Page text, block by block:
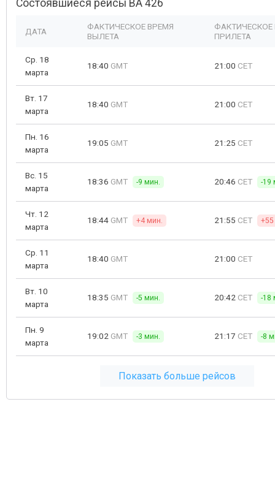
Состоявшиеся рейсы BA 426
ДАТА
ФАКТИЧЕСКОЕ ВРЕМЯ
ВЫЛЕТА
ФАКТИЧЕСКОЕ
ПРИЛЕТА
Ср. 18
марта
18:40 GMT 21:00 CET
Вт. 17
марта
18:40 GMT 21:00 CET
Пн. 16
марта
19:05 GMT 21:25 CET
Вс. 15
марта
18:36 GMT -9 мин. 20:46 CET -19
Чт. 12
марта
18:44 GMT +4 мин. 21:55 CET
Ср. 11
марта
18:40 GMT 21:00 CET
Вт. 10
марта
18:35 GMT -5 мин. 20:42 CET -18
Пн. 9
марта
19:02 GMT -3 мин. 21:17 CET -8
Показать больше рейсов